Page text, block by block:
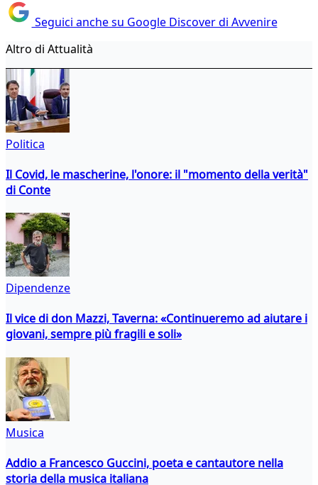
Seguici anche su Google Discover di Avvenire
Altro di Attualità
Politica
Il Covid, le mascherine, l'onore: il "momento della verità"
di Conte
Dipendenze
Il vice di don Mazzi, Taverna: «Continueremo ad aiutare i
giovani, sempre più fragili e soli»
Musica
Addio a Francesco Guccini, poeta e cantautore nella
storia della musica italiana